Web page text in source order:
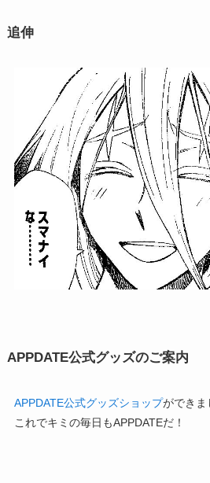
追伸
APPDATE公式グッズのご案内
APPDATE公式グッズショップができま
これでキミの毎日もAPPDATEだ！